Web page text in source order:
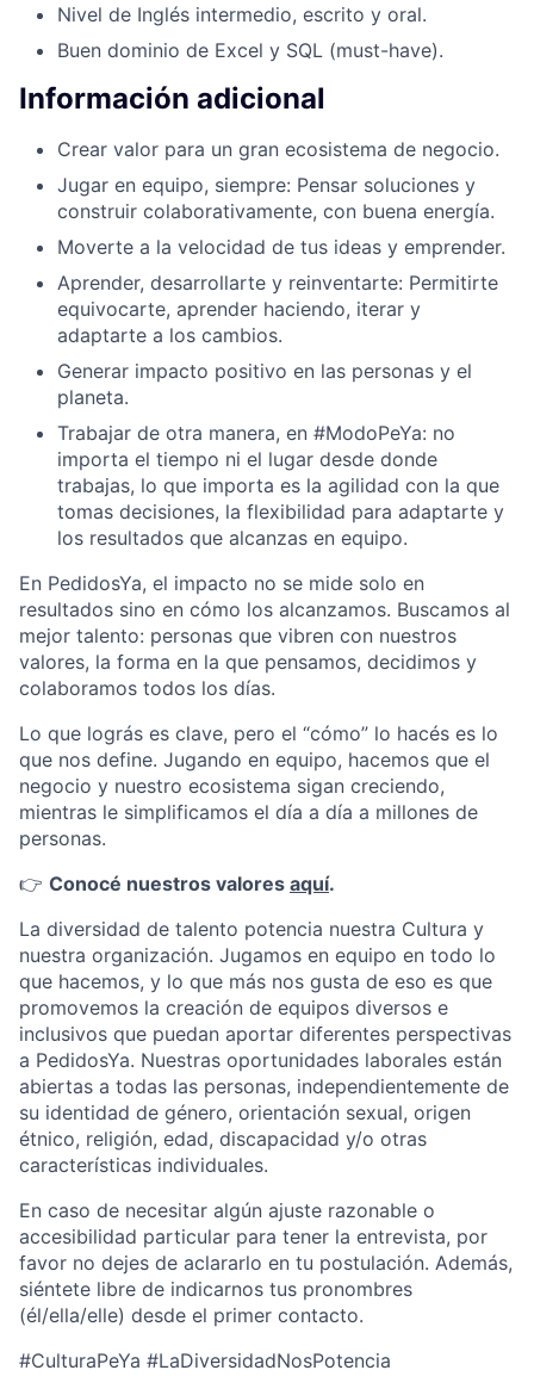
Nivel de Inglés intermedio, escrito y oral.
Buen dominio de Excel y SQL (must-have).
Información adicional
Crear valor para un gran ecosistema de negocio.
Jugar en equipo, siempre: Pensar soluciones y
construir colaborativamente, con buena energía.
Moverte a la velocidad de tus ideas y emprender.
Aprender, desarrollarte y reinventarte: Permitirte
equivocarte, aprender haciendo, iterar y
adaptarte a los cambios.
Generar impacto positivo en las personas y el
planeta.
Trabajar de otra manera, en #ModoPeYa: no
importa el tiempo ni el lugar desde donde
trabajas, lo que importa es la agilidad con la que
tomas decisiones, la flexibilidad para adaptarte y
los resultados que alcanzas en equipo.
En PedidosYa, el impacto no se mide solo en
resultados sino en cómo los alcanzamos. Buscamos al
mejor talento: personas que vibren con nuestros
valores, la forma en la que pensamos, decidimos y
colaboramos todos los días.
Lo que lográs es clave, pero el “cómo” lo hacés es lo
que nos define. Jugando en equipo, hacemos que el
negocio y nuestro ecosistema sigan creciendo,
mientras le simplificamos el día a día a millones de
personas.
👉 Conocé nuestros valores aquí.
La diversidad de talento potencia nuestra Cultura y
nuestra organización. Jugamos en equipo en todo lo
que hacemos, y lo que más nos gusta de eso es que
promovemos la creación de equipos diversos e
inclusivos que puedan aportar diferentes perspectivas
a PedidosYa. Nuestras oportunidades laborales están
abiertas a todas las personas, independientemente de
su identidad de género, orientación sexual, origen
étnico, religión, edad, discapacidad y/o otras
características individuales.
En caso de necesitar algún ajuste razonable o
accesibilidad particular para tener la entrevista, por
favor no dejes de aclararlo en tu postulación. Además,
siéntete libre de indicarnos tus pronombres
(él/ella/elle) desde el primer contacto.
#CulturaPeYa #LaDiversidadNosPotencia